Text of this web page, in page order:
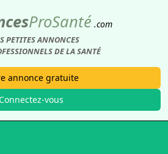
ProSanté .com
PETITES ANNONCES
DE LA SANTÉ
annonce gratuite
Connectez-vous